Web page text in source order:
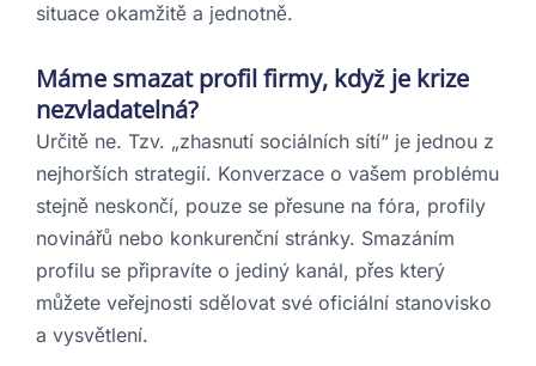
situace okamžitě a jednotně.
Máme smazat profil firmy, když je krize
nezvladatelná?
Určitě ne. Tzv. „zhasnutí sociálních sítí“ je jednou z
nejhorších strategií. Konverzace o vašem problému
stejně neskončí, pouze se přesune na fóra, profily
novinářů nebo konkurenční stránky. Smazáním
profilu se připravíte o jediný kanál, přes který
můžete veřejnosti sdělovat své oficiální stanovisko
a vysvětlení.